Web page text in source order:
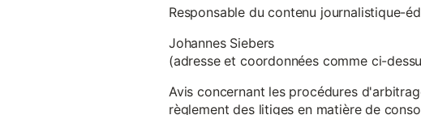
Responsable du contenu journalistique-
Johannes Siebers
(adresse et coordonnées comme ci-
Avis concernant les procédures
règlement des litiges en matière de